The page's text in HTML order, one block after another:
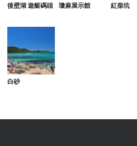
後壁湖 遊艇碼頭 瓊麻展示館 紅柴坑
白砂